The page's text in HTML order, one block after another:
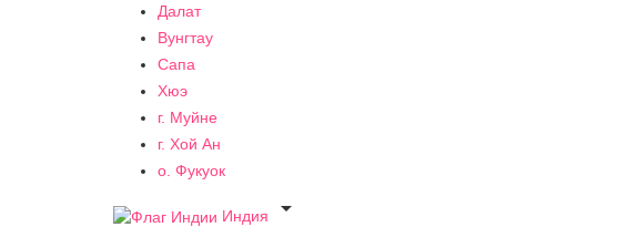
Далат
Вунгтау
Сапа
Хюэ
г. Муйне
г. Хой Ан
о. Фукуок
Индия
